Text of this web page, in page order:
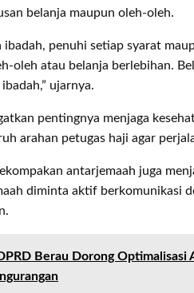
belanja maupun oleh-oleh.
ibadah, penuhi setiap syarat
oleh atau belanja berlebihan.
ujarnya.
pentingnya menjaga
arahan petugas haji agar
antarjemaah juga
diminta aktif berkomunikasi
Berau Dorong Optimalisasi